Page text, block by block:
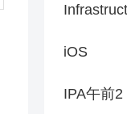
iOS
IPA午前2